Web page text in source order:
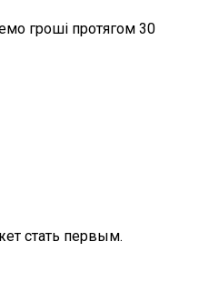
гроші протягом 30
стать первым.